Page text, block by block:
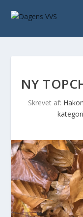
NY
Skrevet af: